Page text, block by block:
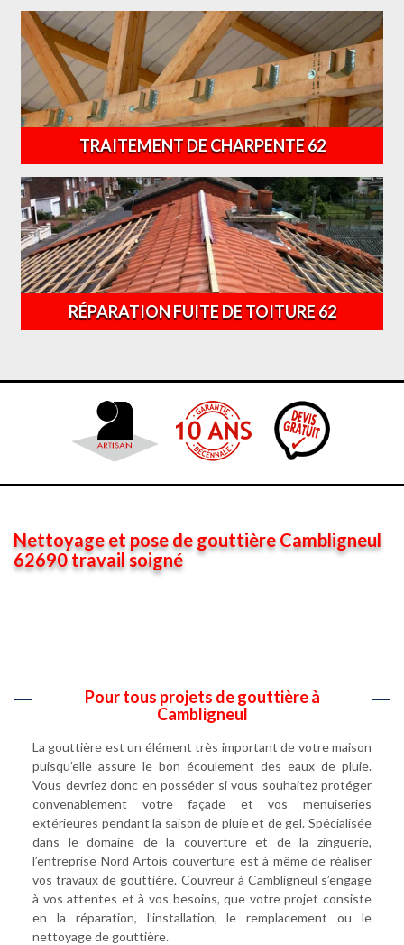
TRAITEMENT DE CHARPENTE 62
RÉPARATION FUITE DE TOITURE 62
Nettoyage et pose de gouttière Cambligneul
62690 travail soigné
Pour tous projets de gouttière à
Cambligneul
La gouttière est un élément très important de votre maison
puisqu’elle assure le bon écoulement des eaux de pluie.
Vous devriez donc en posséder si vous souhaitez protéger
convenablement votre façade et vos menuiseries
extérieures pendant la saison de pluie et de gel. Spécialisée
dans le domaine de la couverture et de la zinguerie,
l’entreprise Nord Artois couverture est à même de réaliser
vos travaux de gouttière. Couvreur à Cambligneul s’engage
à vos attentes et à vos besoins, que votre projet consiste
en la réparation, l’installation, le remplacement ou le
nettoyage de gouttière.